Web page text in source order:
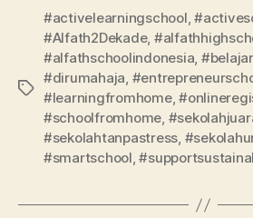
#activelearningschool,
#Alfath2Dekade,
#alfathschoolindonesia,
#dirumahaja,
#learningfromhome,
#schoolfromhome,
#sekolahtanpastress,
#smartschool,